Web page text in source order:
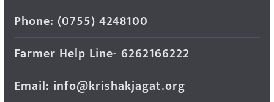
Phone: (0755) 4248100
Farmer Help Line- 6262166222
Email: info@krishakjagat.org